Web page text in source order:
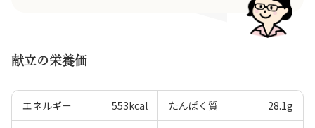
献立の栄養価
エネルギー 553kcal たんぱく質 28.1g